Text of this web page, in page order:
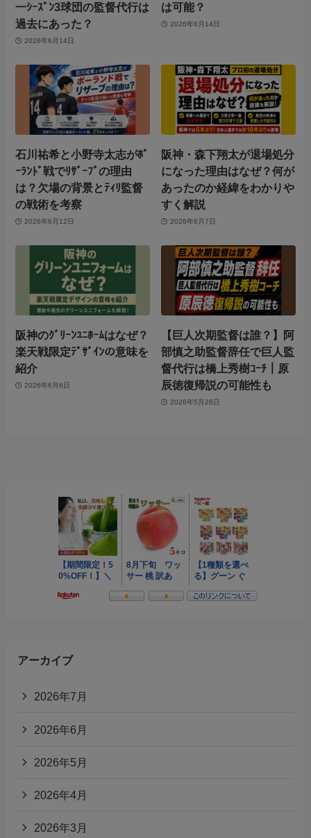
一ｼｰｽﾞﾝ3球団の監督代行は
過去にあった？
2026年6月14日
は可能？
2026年6月14日
石川祐希と小野寺太志がﾎﾟ
ｰﾗﾝﾄﾞ戦でﾘｻﾞｰﾌﾞの理由
は？欠場の背景とﾃｨﾘ監督
の戦術を考察
2026年6月12日
阪神・森下翔太が退場処分
になった理由はなぜ？何が
あったのか経緯をわかりや
すく解説
2026年6月7日
阪神のｸﾞﾘｰﾝﾕﾆﾎｰﾑはなぜ？
楽天戦限定ﾃﾞｻﾞｲﾝの意味を
紹介
2026年6月6日
【巨人次期監督は誰？】阿
部慎之助監督辞任で巨人監
督代行は橋上秀樹ｺｰﾁ｜原
辰徳復帰説の可能性も
2026年5月26日
アーカイブ
2026年7月
2026年6月
2026年5月
2026年4月
2026年3月